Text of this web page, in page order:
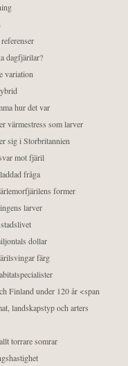
dagfjärilar?
variation
hur det var
värmestress som larver
sig i Storbritannien
mot fjäril
fråga
former
larver
dollar
färg
Finland under 120 år <span
landskapstyp och arters
torrare somrar